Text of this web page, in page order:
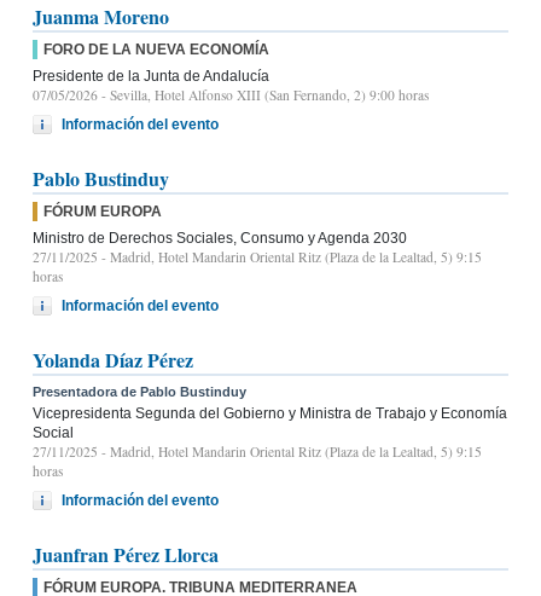
Juanma Moreno
FORO DE LA NUEVA ECONOMÍA
Presidente de la Junta de Andalucía
07/05/2026 - Sevilla, Hotel Alfonso XIII (San Fernando, 2) 9:00 horas
Información del evento
Pablo Bustinduy
FÓRUM EUROPA
Ministro de Derechos Sociales, Consumo y Agenda 2030
27/11/2025 - Madrid, Hotel Mandarin Oriental Ritz (Plaza de la Lealtad, 5) 9:15
horas
Información del evento
Yolanda Díaz Pérez
Presentadora de Pablo Bustinduy
Vicepresidenta Segunda del Gobierno y Ministra de Trabajo y Economía
Social
27/11/2025 - Madrid, Hotel Mandarin Oriental Ritz (Plaza de la Lealtad, 5) 9:15
horas
Información del evento
Juanfran Pérez Llorca
FÓRUM EUROPA. TRIBUNA MEDITERRANEA